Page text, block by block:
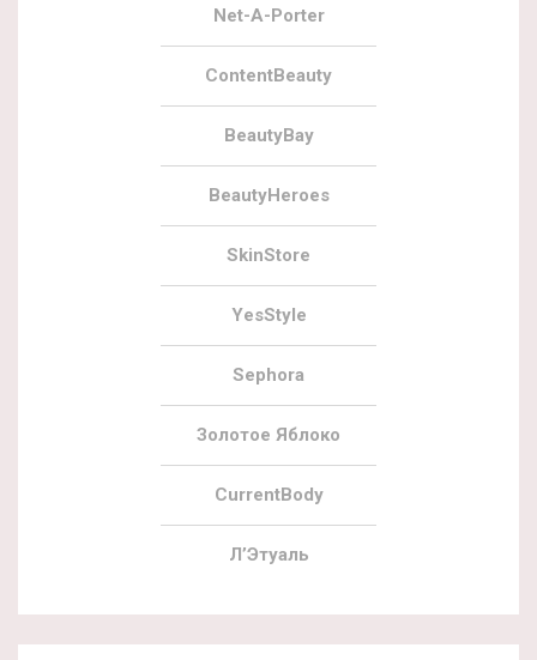
Net-A-Porter
ContentBeauty
BeautyBay
BeautyHeroes
SkinStore
YesStyle
Sephora
Золотое Яблоко
CurrentBody
Л’Этуаль